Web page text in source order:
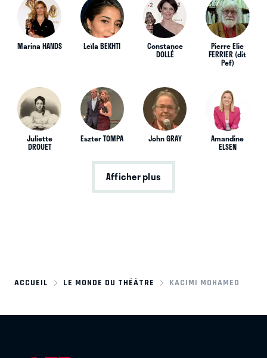
Marina HANDS Leïla BEKHTI Constance
DOLLÉ
Pierre Elie
FERRIER (dit
Pef)
Juliette
DROUET
Eszter TOMPA John GRAY Amandine
ELSEN
Afficher plus
ACCUEIL LE MONDE DU THÉÂTRE KACIMI MOHAMED